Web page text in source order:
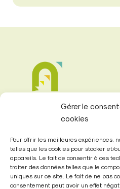
Gérer le
cookies
Pour offrir les meilleures expériences,
telles que les cookies pour stocker et/
appareils. Le fait de consentir à ces
traiter des données telles que le
uniques sur ce site. Le fait de ne pas
consentement peut avoir un effet
Mairie de
Fontenay-Trésigny